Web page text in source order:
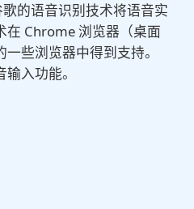
的语音识别技术将语音实
在 Chrome 浏览器（桌面
些浏览器中得到支持。
入功能。